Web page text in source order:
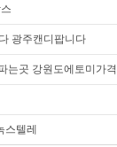
광주캔디팝니다
는곳 강원도에토미가격
스텔레